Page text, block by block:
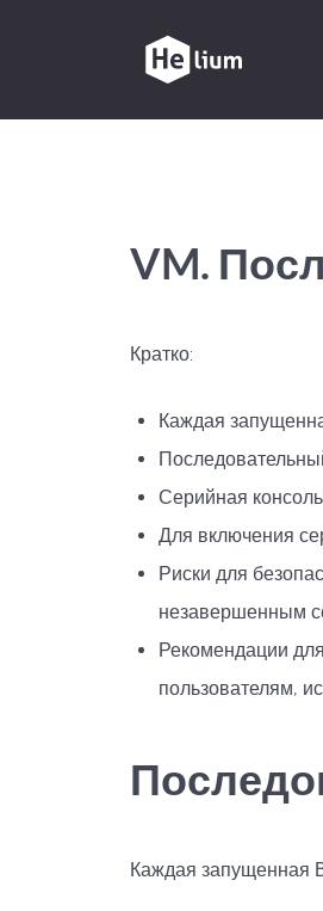
VM.
Кратко:
Каждая
Серийная
Для включения
Риски для
незавершенным
Рекомендации
пользователям,
Каждая запущенная